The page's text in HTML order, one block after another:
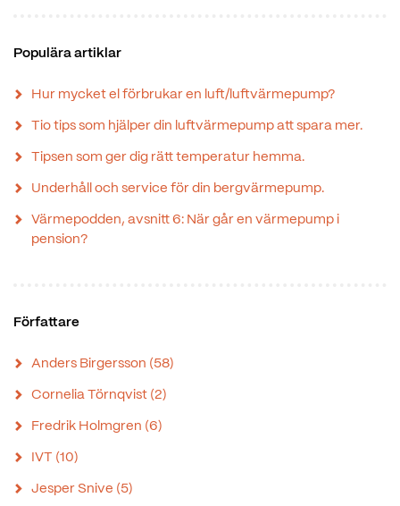
Populära artiklar
Hur mycket el förbrukar en luft/luftvärmepump?
Tio tips som hjälper din luftvärmepump att spara mer.
Tipsen som ger dig rätt temperatur hemma.
Underhåll och service för din bergvärmepump.
Värmepodden, avsnitt 6: När går en värmepump i
pension?
Författare
Anders Birgersson (58)
Cornelia Törnqvist (2)
Fredrik Holmgren (6)
IVT (10)
Jesper Snive (5)